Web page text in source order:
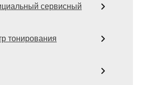
сервисный
тонирования